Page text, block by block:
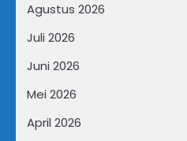
Agustus 2026
Juli 2026
Juni 2026
Mei 2026
April 2026